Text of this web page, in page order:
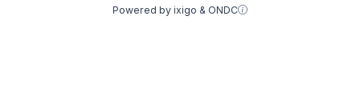
Powered by ixigo & ONDC